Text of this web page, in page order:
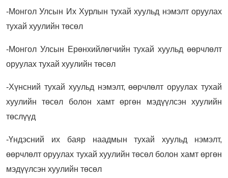
-Монгол Улсын Их Хурлын тухай хуульд нэмэлт оруулах
тухай хуулийн төсөл
-Монгол Улсын Ерөнхийлөгчийн тухай хуульд өөрчлөлт
оруулах тухай хуулийн төсөл
-Хүнсний тухай хуульд нэмэлт, өөрчлөлт оруулах тухай
хуулийн төсөл болон хамт өргөн мэдүүлсэн хуулийн
төслүүд
-Үндэсний их баяр наадмын тухай хуульд нэмэлт,
өөрчлөлт оруулах тухай хуулийн төсөл болон хамт өргөн
мэдүүлсэн хуулийн төсөл